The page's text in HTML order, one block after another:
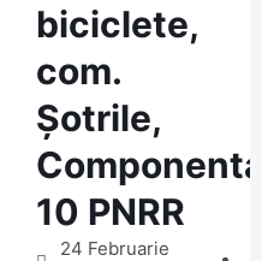
biciclete,
com.
Șotrile,
Componenta
10 PNRR
24 Februarie